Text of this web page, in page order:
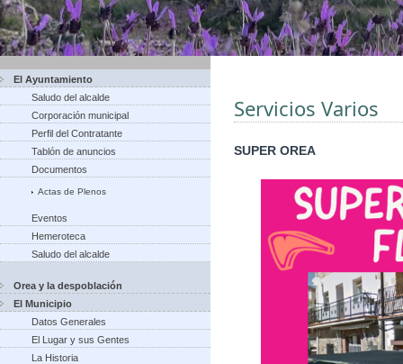
El Ayuntamiento
Saludo del alcalde
Corporación municipal
Perfil del Contratante
Tablón de anuncios
Documentos
Actas de Plenos
Eventos
Hemeroteca
Saludo del alcalde
Orea y la despoblación
El Municipio
Datos Generales
El Lugar y sus Gentes
La Historia
Servicios Varios
SUPER OREA